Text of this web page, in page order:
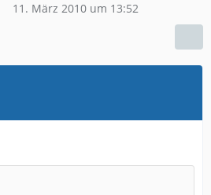
11. März 2010 um 13:52